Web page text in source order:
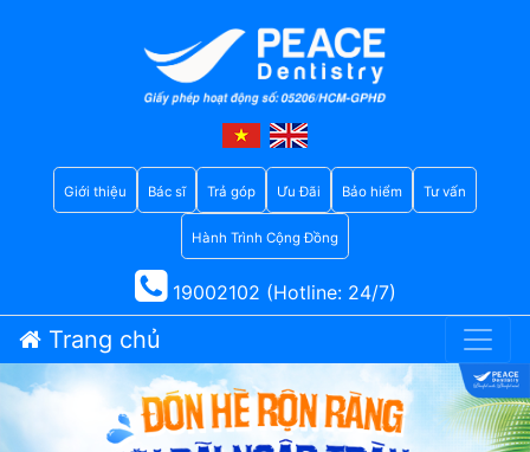
Giới thiệu Bác sĩ Trả góp Ưu Đãi Bảo hiểm Tư vấn
Hành Trình Cộng Đồng
19002102 (Hotline: 24/7)
Trang chủ